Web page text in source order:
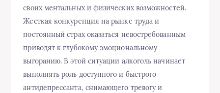
своих ментальных и физических возможностей.
Жесткая конкуренция на рынке труда и
постоянный страх оказаться невостребованным
приводят к глубокому эмоциональному
выгоранию. В этой ситуации алкоголь начинает
выполнять роль доступного и быстрого
антидепрессанта, снимающего тревогу и